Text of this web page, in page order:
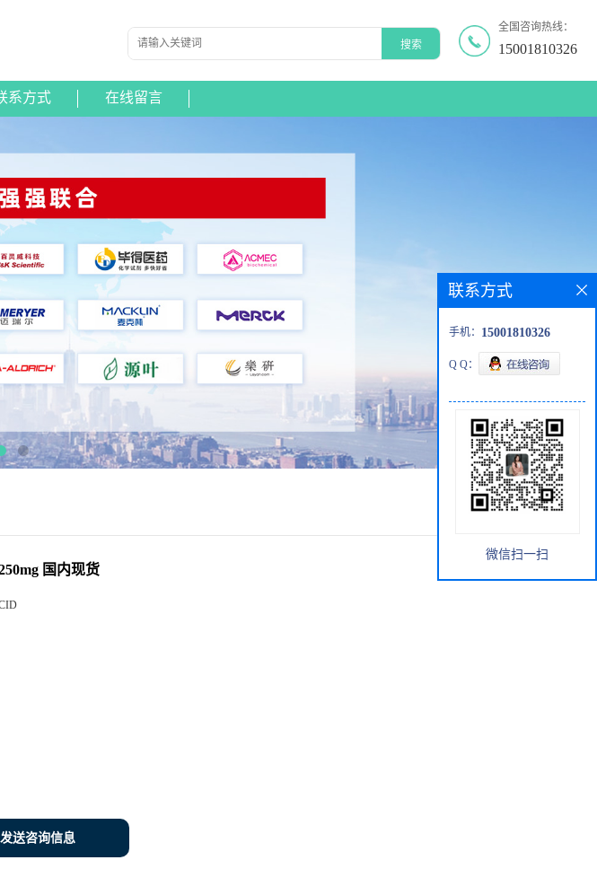
全国咨询热线：
15001810326
系方式 在线留言
国内现货
发送咨询信息
联系方式
手机： 15001810326
Q Q：
微信扫一扫